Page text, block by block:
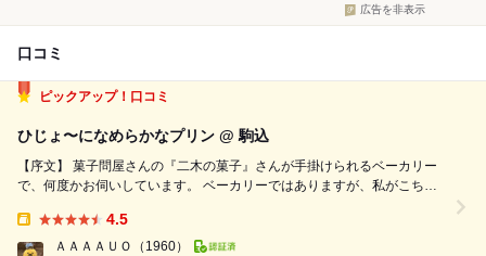
広告を非表示
口コミ
ピックアップ！口コミ
ひじょ〜になめらかなプリン @ 駒込
【序文】 菓子問屋さんの『二木の菓子』さんが手掛けられるベーカリー
で、何度かお伺いしています。 ベーカリーではありますが、私がこちら
抜） 【感想】 という事で、最初頂いた際に衝撃を受けた、こちらのお店
のプリンです...
4.5
ＡＡＡＡＵＯ
（1960）